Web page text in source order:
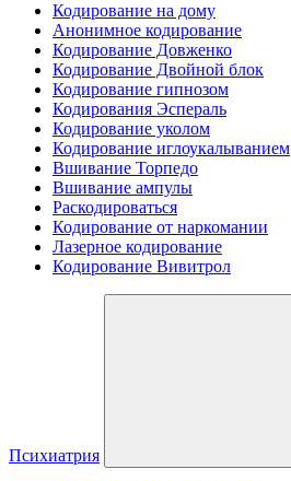
Кодирование на дому
Анонимное кодирование
Кодирование Довженко
Кодирование Двойной блок
Кодирование гипнозом
Кодирования Эспераль
Кодирование уколом
Кодирование иглоукалыванием
Вшивание Торпедо
Вшивание ампулы
Раскодироваться
Кодирование от наркомании
Лазерное кодирование
Кодирование Вивитрол
Психиатрия